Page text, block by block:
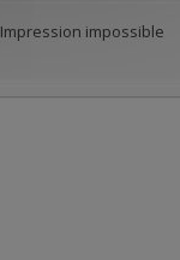
Impression impossible